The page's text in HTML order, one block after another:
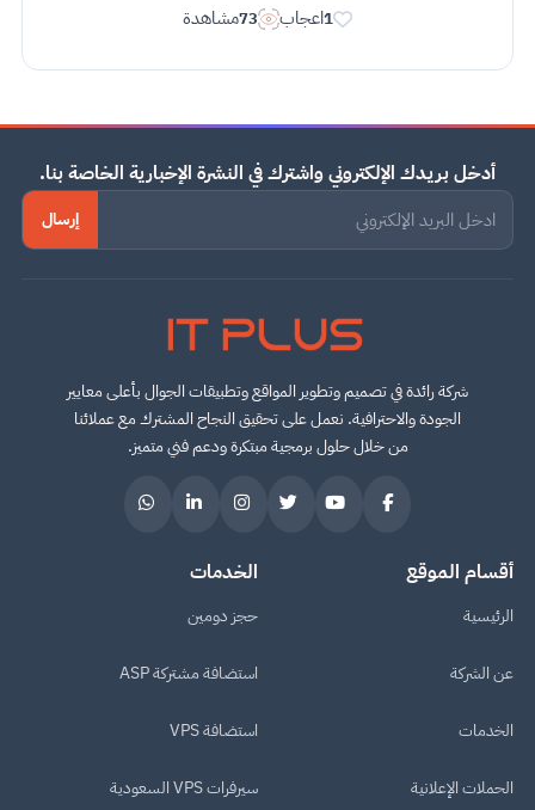
1اعجاب 73مشاهدة
أدخل بريدك الإلكتروني واشترك في النشرة الإخبارية الخاصة بنا.
إرسال
IT PLUS
شركة رائدة في تصميم وتطوير المواقع وتطبيقات الجوال بأعلى معايير
الجودة والاحترافية. نعمل على تحقيق النجاح المشترك مع عملائنا
من خلال حلول برمجية مبتكرة ودعم فني متميز.
أقسام الموقع
الرئيسية
عن الشركة
الخدمات
الحملات الإعلانية
الخدمات
حجز دومين
استضافة مشتركة ASP
استضافة VPS
سيرفرات VPS السعودية